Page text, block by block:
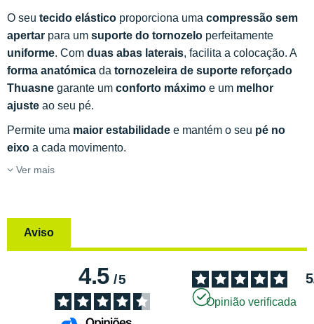
O seu tecido elástico proporciona uma compressão sem
apertar para um suporte do tornozelo perfeitamente
uniforme. Com duas abas laterais, facilita a colocação. A
forma anatómica da tornozeleira de suporte reforçado
Thuasne garante um conforto máximo e um melhor
ajuste ao seu pé.
Permite uma maior estabilidade e mantém o seu pé no
eixo a cada movimento.
Ver mais
Aviso
4.5/5 5
Opinião verificada